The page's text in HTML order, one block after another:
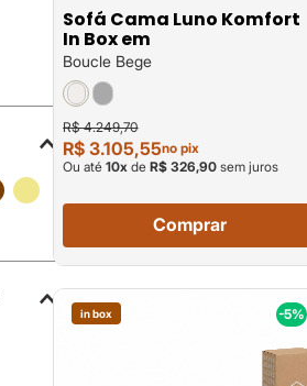
Sofá Cama Luno Komfort
In Box em
Boucle Bege
R$ 4.249,70
R$ 3.105,55no pix
Ou até10x deR$ 326,90 sem juros
Comprar
in box -5%